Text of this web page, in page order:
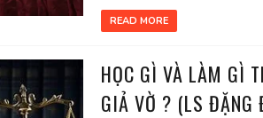
READ MORE
HỌC GÌ VÀ LÀM GÌ
GIẢ VỜ ? (LS ĐẶNG